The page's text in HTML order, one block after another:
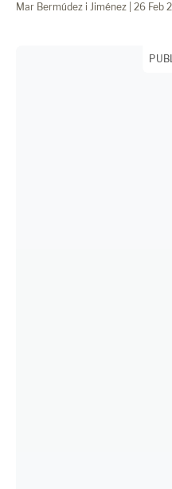
Mar Bermúdez i Jiménez | 26 Feb